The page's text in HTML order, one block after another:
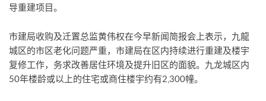
导重建项目。
市建局收购及迁置总监黄伟权在今早新闻简报会上表示，九龍
城区的市区老化问题严重，市建局在区内持续进行重建及楼宇
复修工作，务求改善居住环境及提升旧区的面貌。九龙城区内
50年楼龄或以上的住宅或商住楼宇约有2,300幢。